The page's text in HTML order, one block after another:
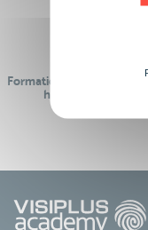
Formations réalisables
hors temps de travail